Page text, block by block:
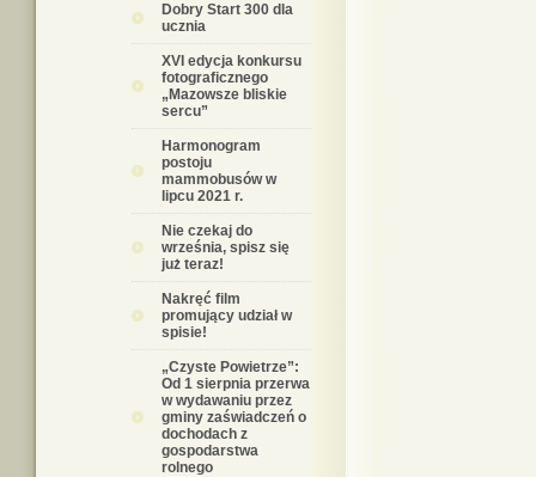
Dobry Start 300 dla
ucznia
XVI edycja konkursu
fotograficznego
„Mazowsze bliskie
sercu”
Harmonogram
postoju
mammobusów w
lipcu 2021 r.
Nie czekaj do
września, spisz się
już teraz!
Nakręć film
promujący udział w
spisie!
„Czyste Powietrze”:
Od 1 sierpnia przerwa
w wydawaniu przez
gminy zaświadczeń o
dochodach z
gospodarstwa
rolnego